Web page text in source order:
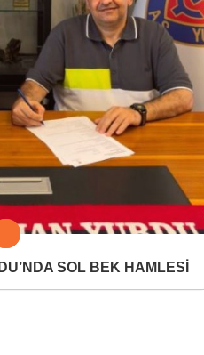
SOL BEK HAMLESİ